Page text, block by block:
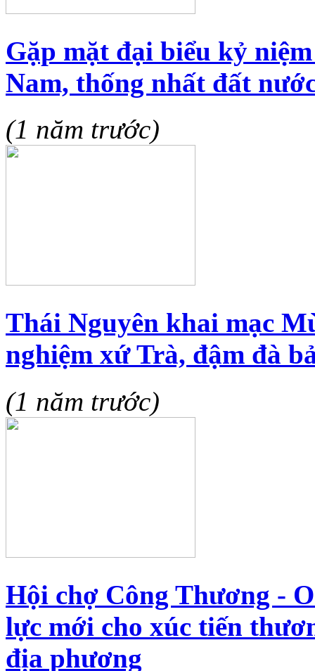
Gặp mặt đại biểu kỷ
Nam, thống nhất đất
(1 năm trước)
Thái Nguyên khai mạc
nghiệm xứ Trà, đậm đà
(1 năm trước)
Hội chợ Công Thương -
lực mới cho xúc tiến
địa phương